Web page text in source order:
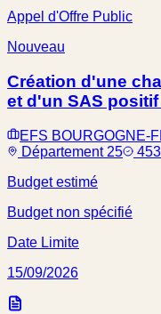
Appel d'Offre Public
Nouveau
Création d'une
et d'un SAS
EFS BOURGOGNE-
Département 25
Budget estimé
Budget non spécifié
Date Limite
15/09/2026